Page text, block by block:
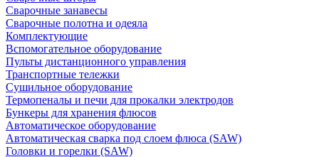
Сварочные занавесы
Сварочные полотна и одеяла
Комплектующие
Вспомогательное оборудование
Пульты дистанционного управления
Транспортные тележки
Сушильное оборудование
Термопеналы и печи для прокалки электродов
Бункеры для хранения флюсов
Автоматическое оборудование
Автоматическая сварка под слоем флюса (SAW)
Головки и горелки (SAW)